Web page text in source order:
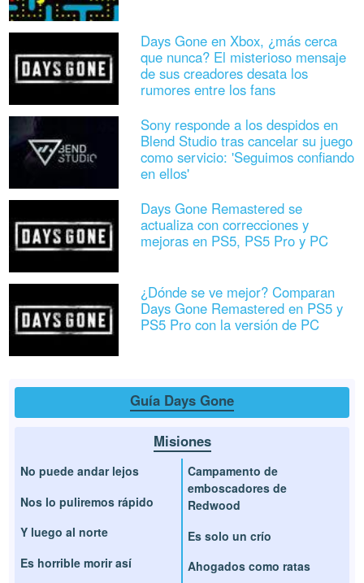
Days Gone en Xbox, ¿más cerca
que nunca? El misterioso mensaje
de sus creadores desata los
rumores entre los fans
Sony responde a los despidos en
Blend Studio tras cancelar su juego
como servicio: 'Seguimos confiando
en ellos'
Days Gone Remastered se
actualiza con correcciones y
mejoras en PS5, PS5 Pro y PC
¿Dónde se ve mejor? Comparan
Days Gone Remastered en PS5 y
PS5 Pro con la versión de PC
Guía Days Gone
Misiones
No puede andar lejos
Nos lo puliremos rápido
Y luego al norte
Es horrible morir así
Campamento de
emboscadores de
Redwood
Es solo un crío
Ahogados como ratas